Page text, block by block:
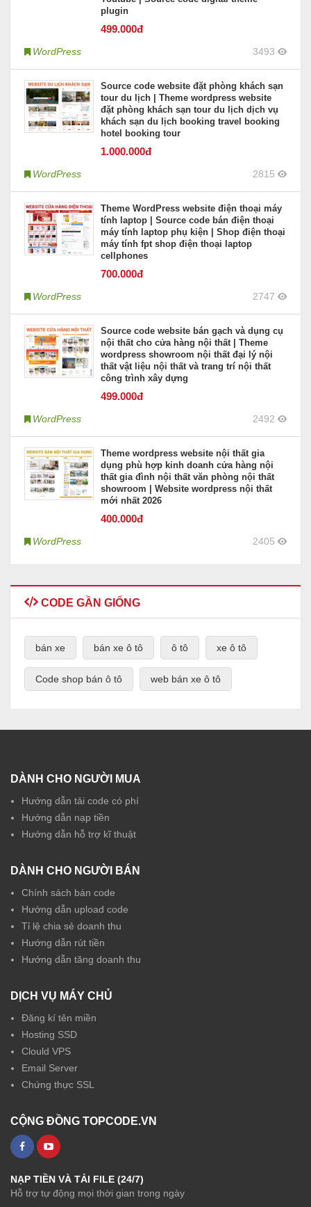
plugin
499.000đ
WordPress 3493
Source code website đặt phòng khách sạn
tour du lịch | Theme wordpress website
đặt phòng khách sạn tour du lịch dịch vụ
khách sạn du lịch booking travel booking
hotel booking tour
1.000.000đ
WordPress 2815
Theme WordPress website điện thoại máy
tính laptop | Source code bán điện thoại
máy tính laptop phụ kiện | Shop điện thoại
máy tính fpt shop điện thoại laptop
cellphones
700.000đ
WordPress 2747
Source code website bán gạch và dụng cụ
nội thất cho cửa hàng nội thất | Theme
wordpress showroom nội thất đại lý nội
thất vật liệu nội thất và trang trí nội thất
công trình xây dựng
499.000đ
WordPress 2492
Theme wordpress website nội thất gia
dụng phù hợp kinh doanh cửa hàng nội
thất gia đình nội thất văn phòng nội thất
showroom | Website wordpress nội thất
mới nhất 2026
400.000đ
WordPress 2405
CODE GẦN GIỐNG
bán xe bán xe ô tô ô tô xe ô tô
Code shop bán ô tô web bán xe ô tô
DÀNH CHO NGƯỜI MUA
Hướng dẫn tải code có phí
Hướng dẫn nạp tiền
Hướng dẫn hỗ trợ kĩ thuật
DÀNH CHO NGƯỜI BÁN
Chính sách bán code
Hướng dẫn upload code
Tỉ lệ chia sẻ doanh thu
Hướng dẫn rút tiền
Hướng dẫn tăng doanh thu
DỊCH VỤ MÁY CHỦ
Đăng kí tên miền
Hosting SSD
Clould VPS
Email Server
Chứng thực SSL
CỘNG ĐỒNG TOPCODE.VN
NẠP TIỀN VÀ TẢI FILE (24/7)
Hỗ trợ tự động mọi thời gian trong ngày